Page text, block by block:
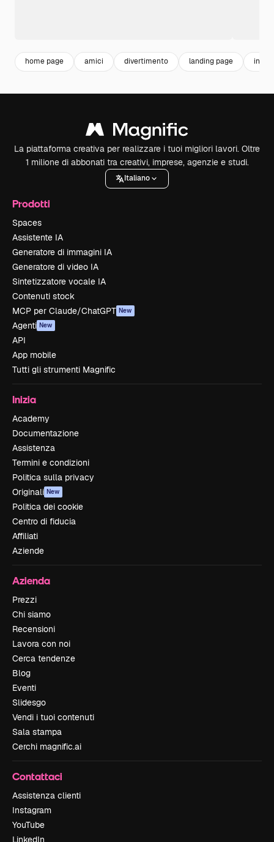
home page amici divertimento landing page
La piattaforma creativa per realizzare i tuoi migliori lavori. Oltre
1 milione di abbonati tra creativi, imprese, agenzie e studi.
Italiano
Prodotti
Spaces
Assistente IA
Generatore di immagini IA
Generatore di video IA
Sintetizzatore vocale IA
Contenuti stock
MCP per Claude/ChatGPT New
Agenti New
API
App mobile
Tutti gli strumenti Magnific
Inizia
Academy
Documentazione
Assistenza
Termini e condizioni
Politica sulla privacy
Originali New
Politica dei cookie
Centro di fiducia
Affiliati
Aziende
Azienda
Prezzi
Chi siamo
Recensioni
Lavora con noi
Cerca tendenze
Blog
Eventi
Slidesgo
Vendi i tuoi contenuti
Sala stampa
Cerchi magnific.ai
Contattaci
Assistenza clienti
Instagram
YouTube
LinkedIn